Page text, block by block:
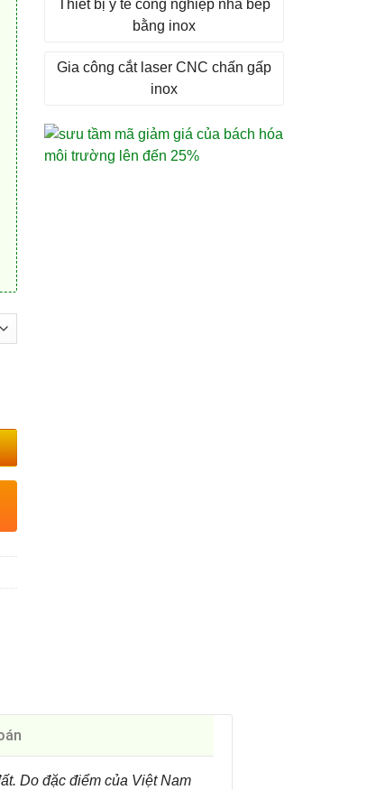
Thiết bị y tế công nghiệp nhà bếp
bằng inox
Gia công cắt laser CNC chấn gấp
inox
Do đặc điểm của Việt Nam